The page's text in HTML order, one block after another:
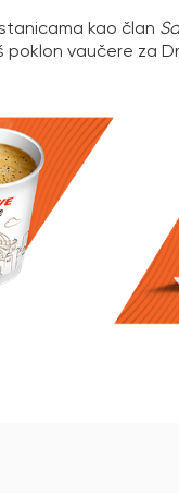
kao član
poklon vaučere za